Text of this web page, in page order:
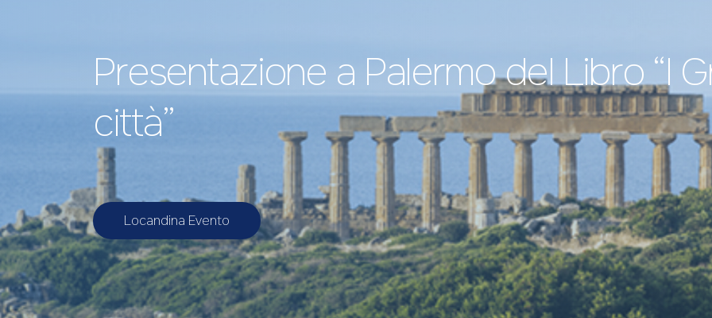
Presentazione a Palermo del Libro “I
città”
Locandina Evento